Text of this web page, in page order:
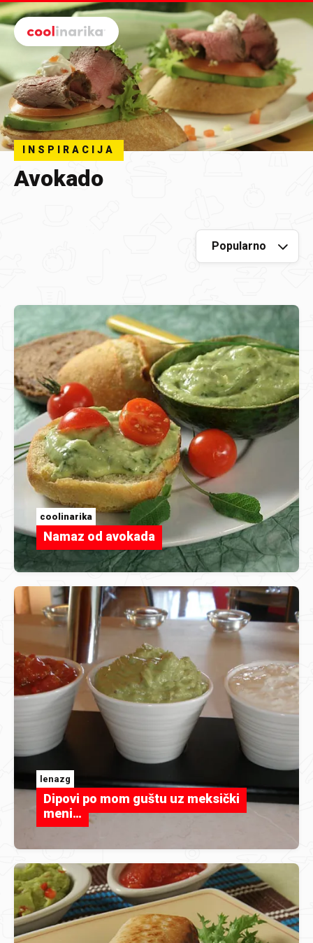
Preskoči na glavni sadržaj
INSPIRACIJA
Avokado
coolinarika
Namaz od avokada
lenazg
Dipovi po mom guštu uz meksički
meni…